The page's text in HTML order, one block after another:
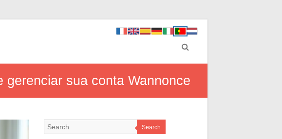
sua conta Wannonce
Search